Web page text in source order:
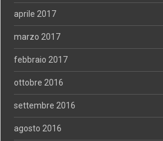
aprile 2017
marzo 2017
febbraio 2017
ottobre 2016
settembre 2016
agosto 2016